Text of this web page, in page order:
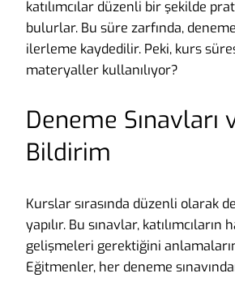
katılımcılar düzenli bir şekilde
bulurlar. Bu süre zarfında,
ilerleme kaydedilir. Peki, kurs
materyaller kullanılıyor?
Deneme Sınavları
Bildirim
Kurslar sırasında düzenli olarak
yapılır. Bu sınavlar,
gelişmeleri gerektiğini
Eğitmenler, her deneme